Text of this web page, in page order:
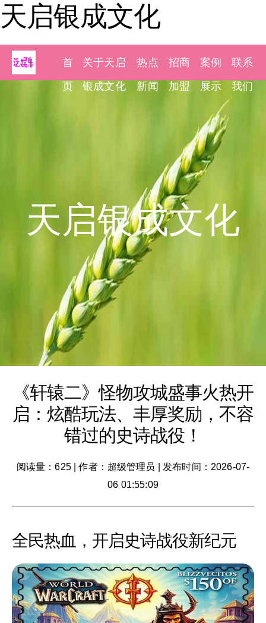
天启银成文化
首
页
关于天启
银成文化
热点
新闻
招商
加盟
案例
展示
联系
我们
天启银成文化
《轩辕二》怪物攻城盛事火热开
启：炫酷玩法、丰厚奖励，不容
错过的史诗战役！
阅读量：625|作者：超级管理员
发布时间：2026-07-
06 01:55:09
全民热血，开启史诗战役新纪元